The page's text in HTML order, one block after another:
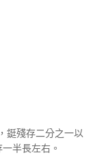
鋌殘存二分之一以
半長左右。